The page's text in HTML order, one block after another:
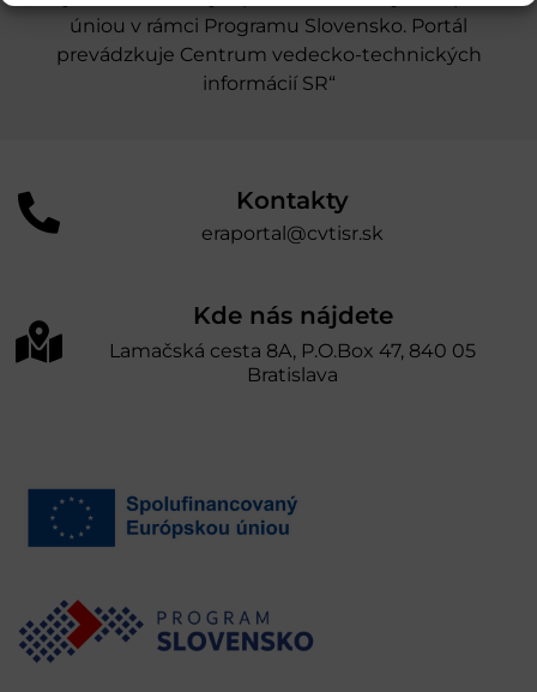
úniou v rámci Programu Slovensko. Portál
prevádzkuje Centrum vedecko-technických
informácií SR“
Kontakty
eraportal@cvtisr.sk
Kde nás nájdete
Lamačská cesta 8A, P.O.Box 47, 840 05
Bratislava